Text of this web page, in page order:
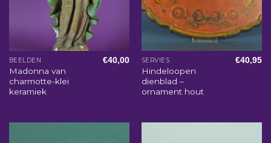
BEELDEN
Madonna van
charmotte-klei
keramiek
€40,00 SERVIES
Hindeloopen
dienblad –
ornament hout
€40,95